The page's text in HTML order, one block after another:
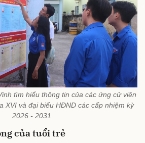
tìm hiểu thông tin của các ứng cử viên
XVI và đại biểu HĐND các cấp nhiệm kỳ
2026 - 2031
của tuổi trẻ